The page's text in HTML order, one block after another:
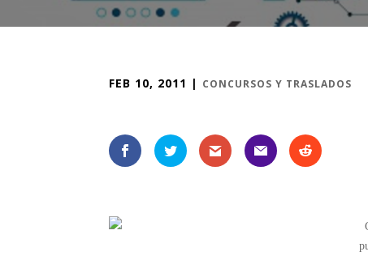
FEB 10, 2011 | CONCURSOS Y TRASLADOS